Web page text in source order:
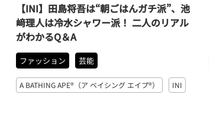
【INI】田島将吾は“朝ごはんガチ派”、池
﨑理人は冷水シャワー派！ 二人のリアル
がわかるQ＆A
ファッション 芸能
A BATHING APE®（ア ベイシング エイプ®︎） INI